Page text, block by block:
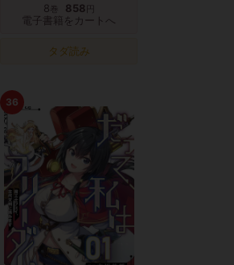
8 巻 858円
電子書籍をカートへ
タダ読み
36